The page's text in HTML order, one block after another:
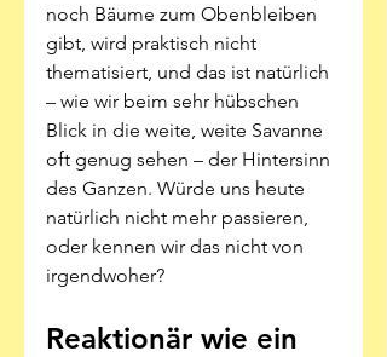
noch Bäume zum Obenbleiben
gibt, wird praktisch nicht
thematisiert, und das ist natürlich
– wie wir beim sehr hübschen
Blick in die weite, weite Savanne
oft genug sehen – der Hintersinn
des Ganzen. Würde uns heute
natürlich nicht mehr passieren,
oder kennen wir das nicht von
irgendwoher?
Reaktionär wie ein